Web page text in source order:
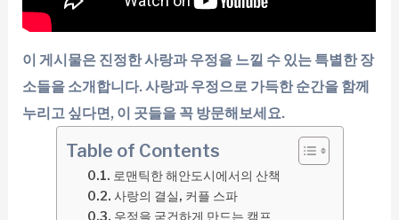
이 게시물은 진정한 사랑과 우정을 느낄 수 있는 특별한 장
소들을 소개합니다. 사랑과 우정으로 가득한 순간을 함께
누리고 싶다면, 이 곳들을 꼭 방문해보세요.
Table of Contents
로맨틱한 해안도시에서의 산책
사랑의 결실, 커플 스파
우정을 굳건하게 만드는 캠프